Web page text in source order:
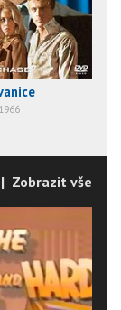
1966
| Zobrazit vše